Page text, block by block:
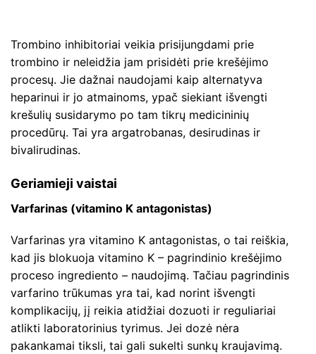
Trombino inhibitoriai veikia prisijungdami prie
trombino ir neleidžia jam prisidėti prie krešėjimo
procesų. Jie dažnai naudojami kaip alternatyva
heparinui ir jo atmainoms, ypač siekiant išvengti
krešulių susidarymo po tam tikrų medicininių
procedūrų. Tai yra argatrobanas, desirudinas ir
bivalirudinas.
Geriamieji vaistai
Varfarinas (vitamino K antagonistas)
Varfarinas yra vitamino K antagonistas, o tai reiškia,
kad jis blokuoja vitamino K – pagrindinio krešėjimo
proceso ingrediento – naudojimą. Tačiau pagrindinis
varfarino trūkumas yra tai, kad norint išvengti
komplikacijų, jį reikia atidžiai dozuoti ir reguliariai
atlikti laboratorinius tyrimus. Jei dozė nėra
pakankamai tiksli, tai gali sukelti sunkų kraujavimą.